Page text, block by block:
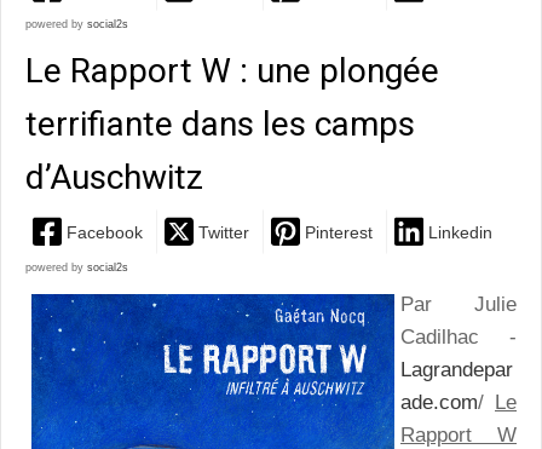
powered by social2s
Le Rapport W : une plongée
terrifiante dans les camps
d’Auschwitz
Facebook Twitter Pinterest Linkedin
powered by social2s
Par Julie
Cadilhac -
Lagrandepar
ade.com/
Le
Rapport W